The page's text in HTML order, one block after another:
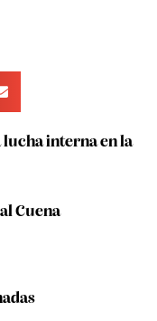
interna en la
Cuena